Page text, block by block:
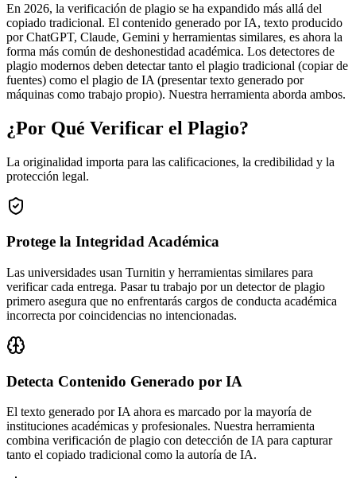
En 2026, la verificación de plagio se ha expandido más allá del
copiado tradicional. El contenido generado por IA, texto producido
por ChatGPT, Claude, Gemini y herramientas similares, es ahora la
forma más común de deshonestidad académica. Los detectores de
plagio modernos deben detectar tanto el plagio tradicional (copiar de
fuentes) como el plagio de IA (presentar texto generado por
máquinas como trabajo propio). Nuestra herramienta aborda ambos.
¿Por Qué Verificar el Plagio?
La originalidad importa para las calificaciones, la credibilidad y la
protección legal.
Protege la Integridad Académica
Las universidades usan Turnitin y herramientas similares para
verificar cada entrega. Pasar tu trabajo por un detector de plagio
primero asegura que no enfrentarás cargos de conducta académica
incorrecta por coincidencias no intencionadas.
Detecta Contenido Generado por IA
El texto generado por IA ahora es marcado por la mayoría de
instituciones académicas y profesionales. Nuestra herramienta
combina verificación de plagio con detección de IA para capturar
tanto el copiado tradicional como la autoría de IA.